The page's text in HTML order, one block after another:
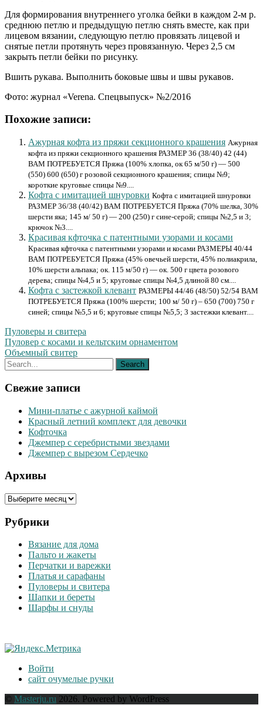
Для формирования внутреннего уголка бейки в каждом 2-м р.
среднюю петлю и предыдущую петлю снять вместе, как при
лицевом вязании, следующую петлю провязать лицевой и
снятые петли протянуть через провязанную. Через 2,5 cм
закрыть петли бейки по рисунку.
Вшить рукава. Выполнить боковые швы и швы рукавов.
Фото: журнал «Verena. Спецвыпуск» №2/2016
Похожие записи:
Ажурная кофта из пряжи секционного крашения Ажурная
кофта из пряжи секционного крашения РАЗМЕР 36 (38/40) 42 (44)
ВАМ ПОТРЕБУЕТСЯ Пряжа (100% хлопка, ок 65 м/50 г) — 500
(550) 600 (650) г розовой секционного крашения; спицы №9;
короткие круговые спицы №9....
Кофта с имитацией шнуровки Кофта с имитацией шнуровки
РАЗМЕР 36/38 (40/42) ВАМ ПОТРЕБУЕТСЯ Пряжа (70% шелка, 30%
шерсти яка; 145 м/ 50 г) — 200 (250) г сине-серой; спицы №2,5 и 3;
крючок №3....
Красивая кфточка с патентными узорами и косами
Красивая кфточка с патентными узорами и косами РАЗМЕРЫ 40/44
ВАМ ПОТРЕБУЕТСЯ Пряжа (45% овечьей шерсти, 45% полиакрила,
10% шерсти альпака; ок. 115 м/50 г) — ок. 500 г цвета розового
дерева; спицы №4,5 и 5; круговые спицы №4,5 длиной 80 см....
Кофта с застежкой клевант РАЗМЕРЫ 44/46 (48/50) 52/54 ВАМ
ПОТРЕБУЕТСЯ Пряжа (100% шерсти; 100 м/ 50 г) – 650 (700) 750 г
синей; спицы №5,5 и 6; круговые спицы №5,5; 3 застежки клевант....
Пуловеры и свитера
Навигация
по
Пуловер с косами и кельтским орнаментом
Объемный свитер
Свежие записи
Мини-платье с ажурной каймой
Красный летний комплект для девочки
Кофточка
Джемпер с серебристыми звездами
Джемпер с вырезом Сердечко
Архивы
Архивы
Рубрики
Вязание для дома
Пальто и жакеты
Перчатки и варежки
Платья и сарафаны
Пуловеры и свитера
Шапки и береты
Шарфы и снуды
Войти
сайт очумелые ручки
© Masterju.ru 2026. Powered by WordPress